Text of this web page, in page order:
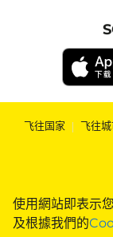
使用網站即表示
及根據我們的
飞往国家 | 飞往